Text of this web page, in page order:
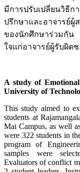
มีการปรับเปลี่ยนวิธีก
ปรึกษาและอาจารย์ผู้
ของนักศึกษาร่วมกัน
ใจแก่อาจารย์ผู้รับผิด
A study of
University of
This study aimed to
students at
Mai Campus, as well
were 322 students in
program of
samples were
Evaluators of conflict